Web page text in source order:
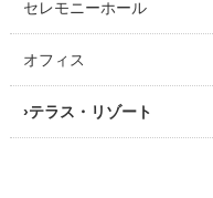
セレモニーホール
オフィス
テラス・リゾート